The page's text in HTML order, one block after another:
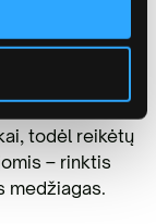
mainytis.
todėl reikėtų
– rinktis
medžiagas.